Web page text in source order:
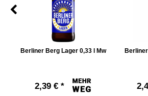
Berliner Berg Lager 0,33 l Mw
2,39 € *